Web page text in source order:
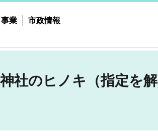
業 市政情報
社のヒノキ（指定を解